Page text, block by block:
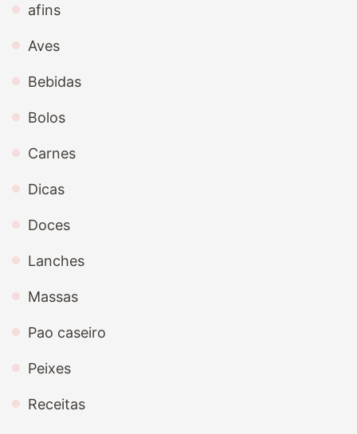
afins
Aves
Bebidas
Bolos
Carnes
Dicas
Doces
Lanches
Massas
Pao caseiro
Peixes
Receitas